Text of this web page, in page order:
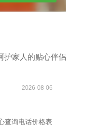
护家人的贴心伴侣
2026-08-06
查询电话价格表